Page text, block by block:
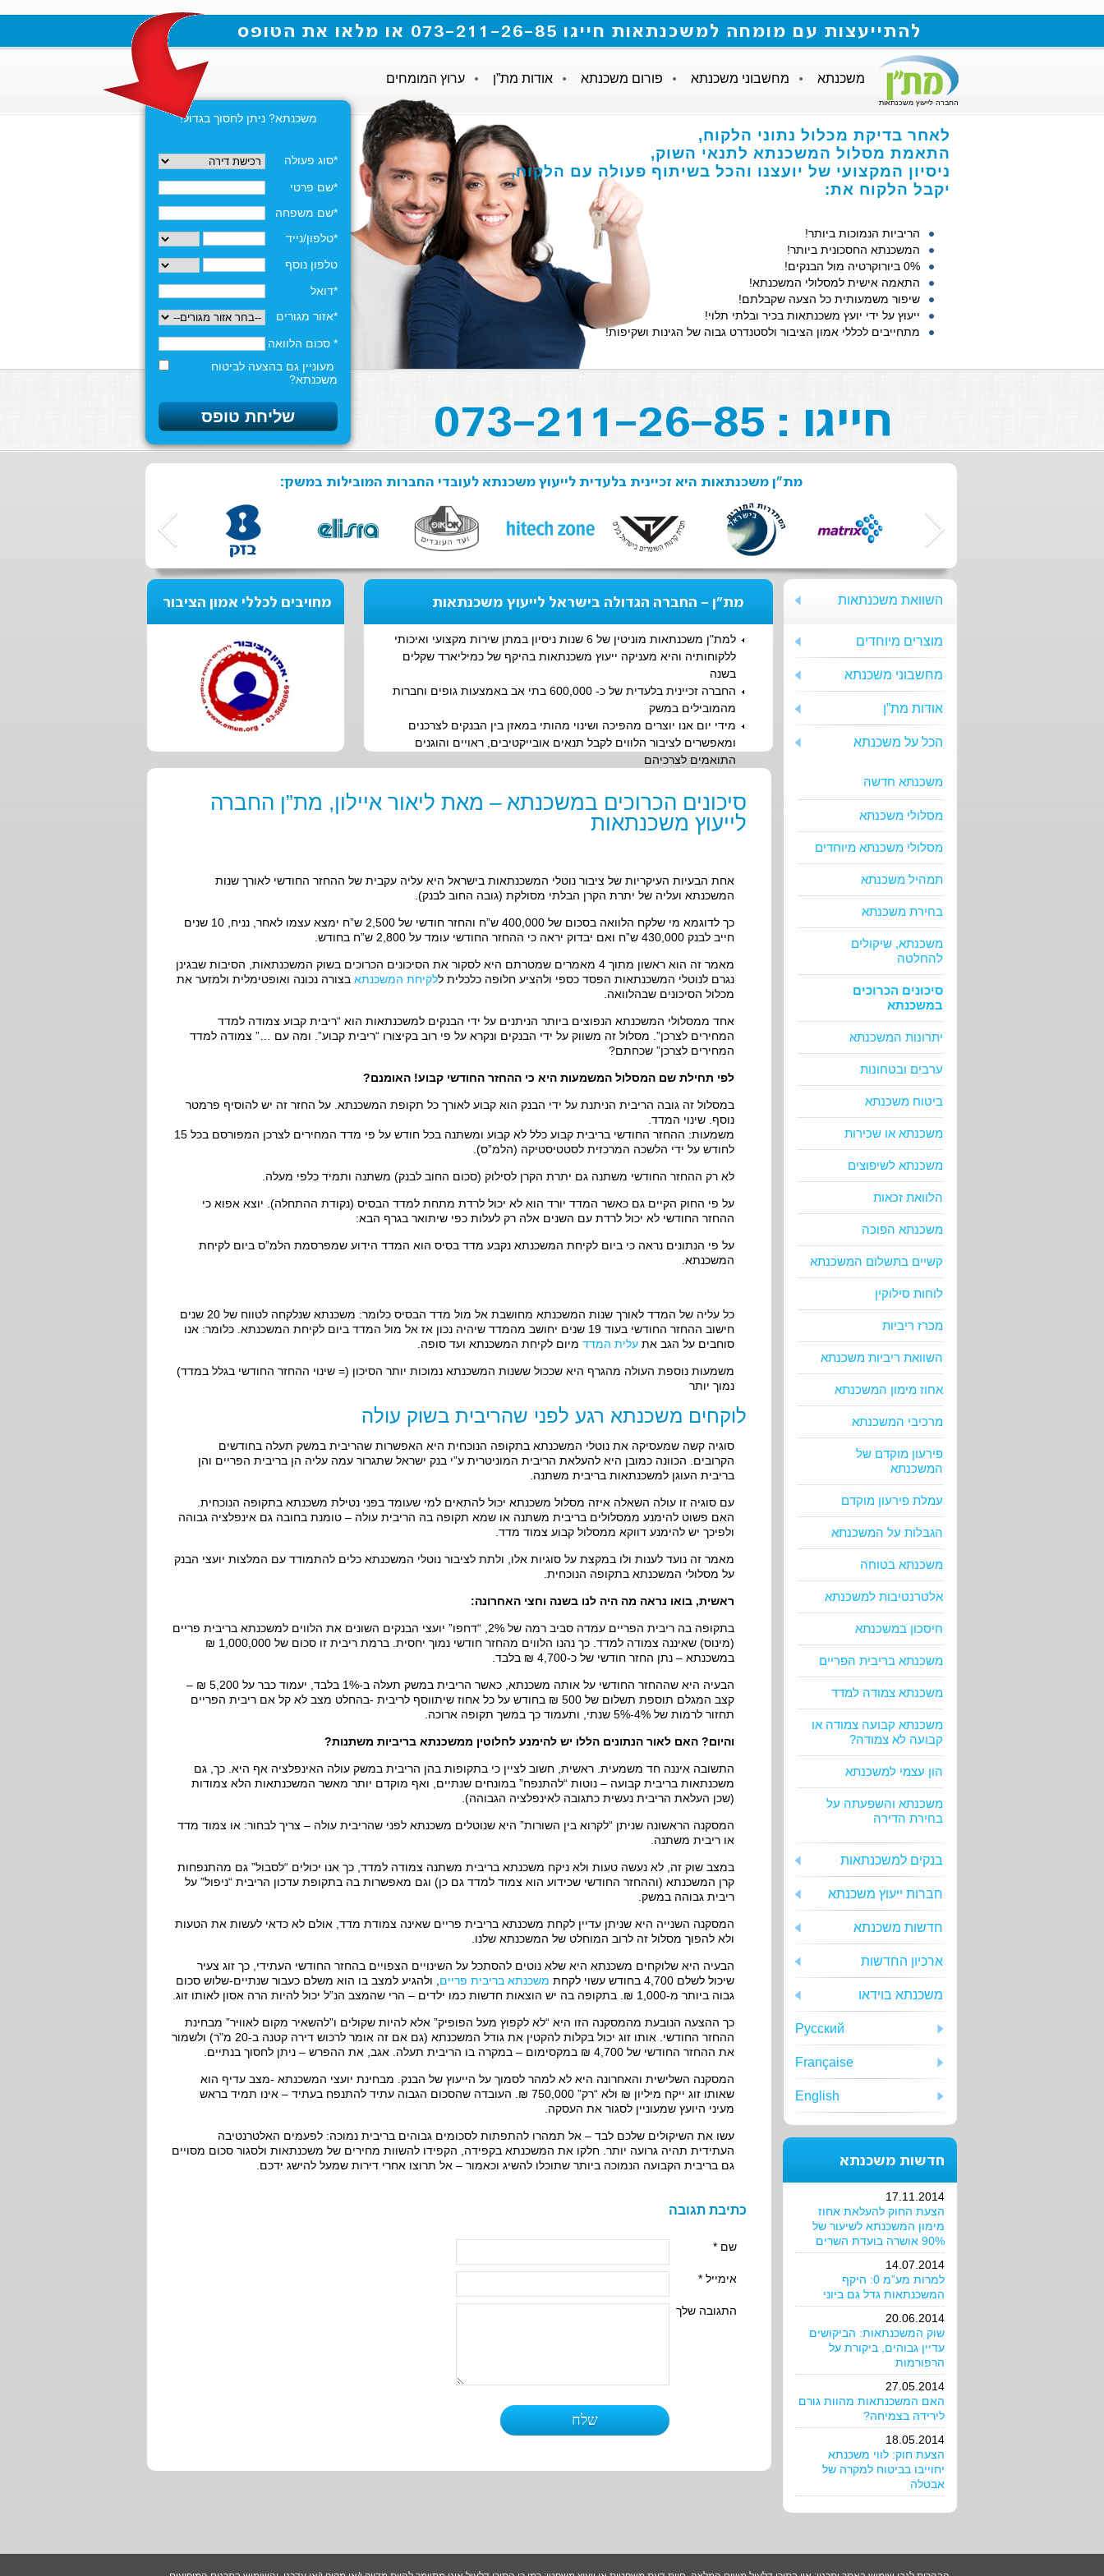
להתייעצות עם מומחה למשכנתאות חייגו 073-211-26-85 או מלאו את הטופס
החברה לייעוץ משכנתאות
משכנתא מחשבוני משכנתא פורום משכנתא אודות מת”ן ערוץ המומחים
משכנתא? ניתן לחסוך בגדול!
*סוג פעולה
*שם פרטי
*שם משפחה
*טלפון/נייד
טלפון נוסף
*דואל
*אזור מגורים
* סכום הלוואה
מעוניין גם בהצעה לביטוח
משכנתא?
לאחר בדיקת מכלול נתוני הלקוח,
התאמת מסלול המשכנתא לתנאי השוק,
ניסיון המקצועי של יועצנו והכל בשיתוף פעולה עם הלקוח,
יקבל הלקוח את:
הריביות הנמוכות ביותר!
המשכנתא החסכונית ביותר!
0% ביורוקרטיה מול הבנקים!
התאמה אישית למסלולי המשכנתא!
שיפור משמעותית כל הצעה שקבלתם!
ייעוץ על ידי יועץ משכנתאות בכיר ובלתי תלוי!
מתחייבים לכללי אמון הציבור ולסטנדרט גבוה של הגינות ושקיפות!
חייגו : 073-211-26-85
מת"ן משכנתאות היא זכיינית בלעדית לייעוץ משכנתא לעובדי החברות המובילות במשק:
השוואת משכנתאות
מוצרים מיוחדים
מחשבוני משכנתא
אודות מת”ן
הכל על משכנתא
משכנתא חדשה
מסלולי משכנתא
מסלולי משכנתא מיוחדים
תמהיל משכנתא
בחירת משכנתא
משכנתא, שיקולים
להחלטה
סיכונים הכרוכים
במשכנתא
יתרונות המשכנתא
ערבים ובטחונות
ביטוח משכנתא
משכנתא או שכירות
משכנתא לשיפוצים
הלוואת זכאות
משכנתא הפוכה
קשיים בתשלום המשכנתא
לוחות סילוקין
מכרז ריביות
השוואת ריביות משכנתא
אחוז מימון המשכנתא
מרכיבי המשכנתא
פירעון מוקדם של
המשכנתא
עמלת פירעון מוקדם
הגבלות על המשכנתא
משכנתא בטוחה
אלטרנטיבות למשכנתא
חיסכון במשכנתא
משכנתא בריבית הפריים
משכנתא צמודה למדד
משכנתא קבועה צמודה או
קבועה לא צמודה?
הון עצמי למשכנתא
משכנתא והשפעתה על
בחירת הדירה
בנקים למשכנתאות
חברות ייעוץ משכנתא
חדשות משכנתא
ארכיון החדשות
משכנתא בוידאו
Русский
Française
English
חדשות משכנתא
17.11.2014
הצעת החוק להעלאת אחוז
מימון המשכנתא לשיעור של
90% אושרה בועדת השרים
14.07.2014
למרות מע”מ 0: היקף
המשכנתאות גדל גם ביוני
20.06.2014
שוק המשכנתאות: הביקושים
עדיין גבוהים, ביקורת על
הרפורמות
27.05.2014
האם המשכנתאות מהוות גורם
לירידה בצמיחה?
18.05.2014
הצעת חוק: לווי משכנתא
יחוייבו בביטוח למקרה של
אבטלה
מחויבים לכללי אמון הציבור מת"ן - החברה הגדולה בישראל לייעוץ משכנתאות
למת"ן משכנתאות מוניטין של 6 שנות ניסיון במתן שירות מקצועי ואיכותי
ללקוחותיה והיא מעניקה ייעוץ משכנתאות בהיקף של כמיליארד שקלים
בשנה
החברה זכיינית בלעדית של כ- 600,000 בתי אב באמצעות גופים וחברות
מהמובילים במשק
מידי יום אנו יוצרים מהפיכה ושינוי מהותי במאזן בין הבנקים לצרכנים
ומאפשרים לציבור הלווים לקבל תנאים אובייקטיבים, ראויים והוגנים
התואמים לצרכיהם
סיכונים הכרוכים במשכנתא – מאת ליאור איילון, מת”ן החברה
לייעוץ משכנתאות
אחת הבעיות העיקריות של ציבור נוטלי המשכנתאות בישראל היא עליה עקבית של ההחזר החודשי לאורך שנות
המשכנתא ועליה של יתרת הקרן הבלתי מסולקת (גובה החוב לבנק).
כך לדוגמא מי שלקח הלוואה בסכום של 400,000 ש”ח והחזר חודשי של 2,500 ש”ח ימצא עצמו לאחר, נניח, 10 שנים
חייב לבנק 430,000 ש”ח ואם יבדוק יראה כי ההחזר החודשי עומד על 2,800 ש”ח בחודש.
מאמר זה הוא ראשון מתוך 4 מאמרים שמטרתם היא לסקור את הסיכונים הכרוכים בשוק המשכנתאות, הסיבות שבגינן
נגרם לנוטלי המשכנתאות הפסד כספי ולהציע חלופה כלכלית ללקיחת המשכנתא בצורה נכונה ואופטימלית ולמזער את
מכלול הסיכונים שבהלוואה.
אחד ממסלולי המשכנתא הנפוצים ביותר הניתנים על ידי הבנקים למשכנתאות הוא “ריבית קבוע צמודה למדד
המחירים לצרכן”. מסלול זה משווק על ידי הבנקים ונקרא על פי רוב בקיצורו “ריבית קבוע”. ומה עם …” צמודה למדד
המחירים לצרכן” שכחתם?
לפי תחילת שם המסלול המשמעות היא כי ההחזר החודשי קבוע! האומנם?
במסלול זה גובה הריבית הניתנת על ידי הבנק הוא קבוע לאורך כל תקופת המשכנתא. על החזר זה יש להוסיף פרמטר
נוסף. שינוי המדד.
משמעות: ההחזר החודשי בריבית קבוע כלל לא קבוע ומשתנה בכל חודש על פי מדד המחירים לצרכן המפורסם בכל 15
לחודש על ידי הלשכה המרכזית לסטטיסטיקה (הלמ”ס).
לא רק ההחזר החודשי משתנה גם יתרת הקרן לסילוק (סכום החוב לבנק) משתנה ותמיד כלפי מעלה.
על פי החוק הקיים גם כאשר המדד יורד הוא לא יכול לרדת מתחת למדד הבסיס (נקודת ההתחלה). יוצא אפוא כי
ההחזר החודשי לא יכול לרדת עם השנים אלה רק לעלות כפי שיתואר בגרף הבא:
על פי הנתונים נראה כי ביום לקיחת המשכנתא נקבע מדד בסיס הוא המדד הידוע שמפרסמת הלמ”ס ביום לקיחת
המשכנתא.
כל עליה של המדד לאורך שנות המשכנתא מחושבת אל מול מדד הבסיס כלומר: משכנתא שנלקחה לטווח של 20 שנים
חישוב ההחזר החודשי בעוד 19 שנים יחושב מהמדד שיהיה נכון אז אל מול המדד ביום לקיחת המשכנתא. כלומר: אנו
סוחבים על הגב את עלית המדד מיום לקיחת המשכנתא ועד סופה.
משמעות נוספת העולה מהגרף היא שככול ששנות המשכנתא נמוכות יותר הסיכון (= שינוי ההחזר החודשי בגלל במדד)
נמוך יותר
לוקחים משכנתא רגע לפני שהריבית בשוק עולה
סוגיה קשה שמעסיקה את נוטלי המשכנתא בתקופה הנוכחית היא האפשרות שהריבית במשק תעלה בחודשים
הקרובים. הכוונה כמובן היא להעלאת הריבית המוניטרית ע”י בנק ישראל שתגרור עמה עליה הן בריבית הפריים והן
בריבית העוגן למשכנתאות בריבית משתנה.
עם סוגיה זו עולה השאלה איזה מסלול משכנתא יכול להתאים למי שעומד בפני נטילת משכנתא בתקופה הנוכחית.
האם פשוט להימנע ממסלולים בריבית משתנה או שמא תקופה בה הריבית עולה – טומנת בחובה גם אינפלציה גבוהה
ולפיכך יש להימנע דווקא ממסלול קבוע צמוד מדד.
מאמר זה נועד לענות ולו במקצת על סוגיות אלו, ולתת לציבור נוטלי המשכנתא כלים להתמודד עם המלצות יועצי הבנק
על מסלולי המשכנתא בתקופה הנוכחית.
ראשית, בואו נראה מה היה לנו בשנה וחצי האחרונה:
בתקופה בה ריבית הפריים עמדה סביב רמה של 2%, “דחפו” יועצי הבנקים השונים את הלווים למשכנתא בריבית פריים
(מינוס) שאיננה צמודה למדד. כך נהנו הלווים מהחזר חודשי נמוך יחסית. ברמת ריבית זו סכום של 1,000,000 ₪
במשכנתא – נתן החזר חודשי של כ-4,700 ₪ בלבד.
הבעיה היא שההחזר החודשי על אותה משכנתא, כאשר הריבית במשק תעלה ב-1% בלבד, יעמוד כבר על 5,200 ₪ –
קצב המגלם תוספת תשלום של 500 ₪ בחודש על כל אחוז שיתווסף לריבית -בהחלט מצב לא קל אם ריבית הפריים
תחזור לרמות של 4%-5% שנתי, ותעמוד כך במשך תקופה ארוכה.
והיום? האם לאור הנתונים הללו יש להימנע לחלוטין ממשכנתא בריביות משתנות?
התשובה איננה חד משמעית. ראשית, חשוב לציין כי בתקופות בהן הריבית במשק עולה האינפלציה אף היא. כך, גם
משכנתאות בריבית קבועה – נוטות “להתנפח” במונחים שנתיים, ואף מוקדם יותר מאשר המשכנתאות הלא צמודות
(שכן העלאת הריבית נעשית כתגובה לאינפלציה הגבוהה).
המסקנה הראשונה שניתן “לקרוא בין השורות” היא שנוטלים משכנתא לפני שהריבית עולה – צריך לבחור: או צמוד מדד
או ריבית משתנה.
במצב שוק זה, לא נעשה טעות ולא ניקח משכנתא בריבית משתנה צמודה למדד, כך אנו יכולים “לסבול” גם מהתנפחות
קרן המשכנתא (וההחזר החודשי שכידוע הוא צמוד למדד גם כן) וגם מאפשרות בה בתקופת עדכון הריבית “ניפול” על
ריבית גבוהה במשק.
המסקנה השנייה היא שניתן עדיין לקחת משכנתא בריבית פריים שאינה צמודת מדד, אולם לא כדאי לעשות את הטעות
ולא להפוך מסלול זה לרוב המוחלט של המשכנתא שלנו.
הבעיה היא שלוקחים משכנתא היא שלא נוטים להסתכל על השינויים הצפויים בהחזר החודשי העתידי, כך זוג צעיר
שיכול לשלם 4,700 בחודש עשוי לקחת
משכנתא בריבית פריים , ולהגיע למצב בו הוא משלם כעבור שנתיים-שלוש סכום
גבוה ביותר מ-1,000 ₪. בתקופה בה יש הוצאות חדשות כמו ילדים – הרי שהמצב הנ”ל יכול להיות הרה אסון לאותו זוג.
כך ההצעה הנובעת מהמסקנה הזו היא “לא לקפוץ מעל הפופיק” אלא להיות שקולים ו”להשאיר מקום לאוויר” מבחינת
ההחזר החודשי. אותו זוג יכול בקלות להקטין את גודל המשכנתא (גם אם זה אומר לרכוש דירה קטנה ב-20 מ”ר) ולשמור
את ההחזר החודשי של 4,700 ₪ במקסימום – במקרה בו הריבית תעלה. אגב, את ההפרש – ניתן לחסוך בנתיים.
המסקנה השלישית והאחרונה היא לא למהר לסמוך על הייעוץ של הבנק. מבחינת יועצי המשכנתא -מצב עדיף הוא
שאותו זוג ייקח מיליון ₪ ולא “רק” 750,000 ₪. העובדה שהסכום הגבוה עתיד להתנפח בעתיד – אינו תמיד בראש
מעיני היועץ שמעוניין לסגור את העסקה.
עשו את השיקולים שלכם לבד – אל תמהרו להתפתות לסכומים גבוהים בריבית נמוכה: לפעמים האלטרנטיבה
העתידית תהיה גרועה יותר. חלקו את המשכנתא בקפידה, הקפידו להשוות מחירים של משכנתאות ולסגור סכום מסויים
גם בריבית הקבועה הנמוכה ביותר שתוכלו להשיג וכאמור – אל תרוצו אחרי דירות שמעל להישג ידכם.
כתיבת תגובה
שם *
אימייל *
התגובה שלך